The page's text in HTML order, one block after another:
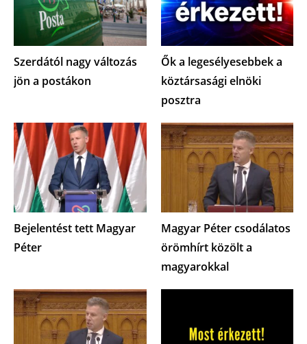
Szerdától nagy változás
jön a postákon
Ők a legesélyesebbek a
köztársasági elnöki
posztra
Bejelentést tett Magyar
Péter
Magyar Péter csodálatos
örömhírt közölt a
magyarokkal